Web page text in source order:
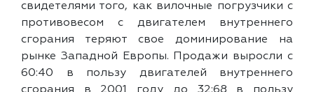
свидетелями того, как вилочные погрузчики с
противовесом с двигателем внутреннего
сгорания теряют свое доминирование на
рынке Западной Европы. Продажи выросли с
60:40 в пользу двигателей внутреннего